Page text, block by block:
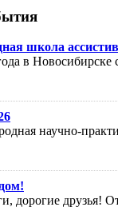
школа
в
научно-
дорогие друзья!